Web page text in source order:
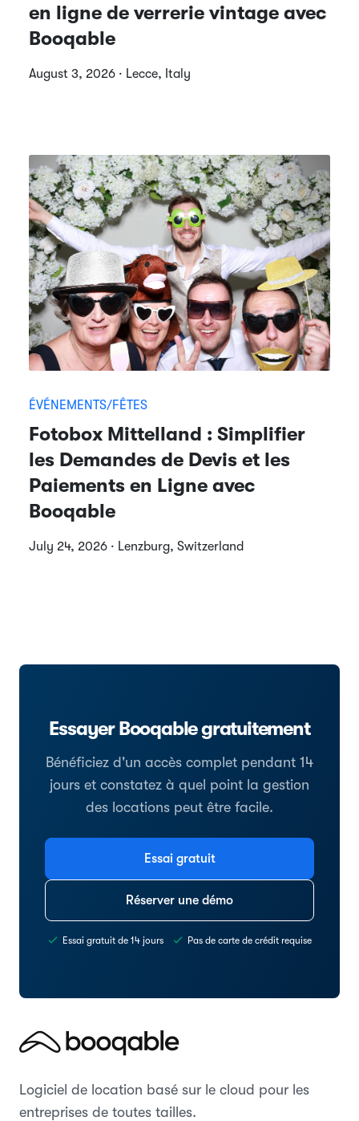
en ligne de verrerie vintage avec
Booqable
August 3, 2026 · Lecce, Italy
ÉVÉNEMENTS/FÊTES
Fotobox Mittelland : Simplifier
les Demandes de Devis et les
Paiements en Ligne avec
Booqable
July 24, 2026 · Lenzburg, Switzerland
Essayer Booqable gratuitement
Bénéficiez d'un accès complet pendant 14
jours et constatez à quel point la gestion
des locations peut être facile.
Essai gratuit
Réserver une démo
Essai gratuit de 14 jours Pas de carte de crédit requise
Logiciel de location basé sur le cloud pour les
entreprises de toutes tailles.